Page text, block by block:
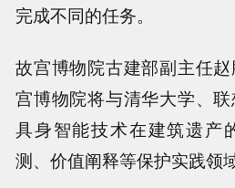
完成不同的任务。
故宫博物院古建部副主任
宫博物院将与清华大学、
具身智能技术在建筑遗产
测、价值阐释等保护实践领